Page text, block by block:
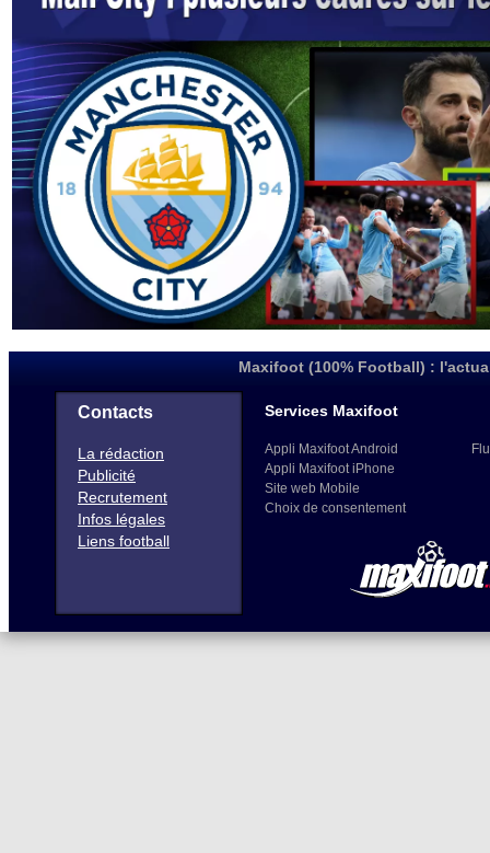
Maxifoot (100% Football) :
Contacts
La rédaction
Publicité
Recrutement
Infos légales
Liens football
Services Maxifoot
Appli Maxifoot Android
Appli Maxifoot iPhone
Site web Mobile
Choix de consentement